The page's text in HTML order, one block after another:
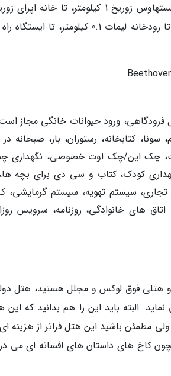
فرودگاهی، ورود حیوانات خانگی مجاز
کتابخانه، رستوران، بار، صبحانه در
چک این/چک اوت خصوصی، نگهداری
کودک، کتاب و سی دی برای بچه
سیستم تهویه، سیستم گرمایشی،
های خانوادگی، روزنامه، سرویس
فوق لوکس و مجلل هستید، هتل
البته باید این را هم بدانید که
مطمئن باشید این هتل فراتر از هزینه
کاخ های داستان های افسانه ای می